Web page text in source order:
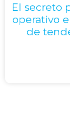
El secreto
operativo
de